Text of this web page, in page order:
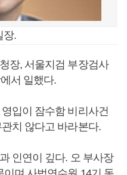
장.
장, 서울지검 부장검사
서 일했다.
입이 잠수함 비리사건
치 않다고 바라본다.
인연이 깊다. 오 부사장